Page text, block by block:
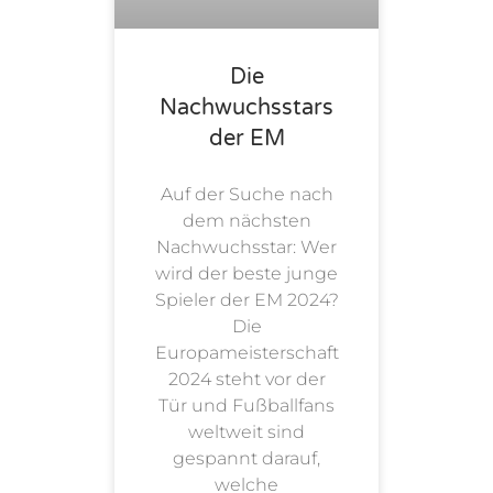
Die
Nachwuchsstars
der EM
Auf der Suche nach
dem nächsten
Nachwuchsstar: Wer
wird der beste junge
Spieler der EM 2024?
Die
Europameisterschaft
2024 steht vor der
Tür und Fußballfans
weltweit sind
gespannt darauf,
welche